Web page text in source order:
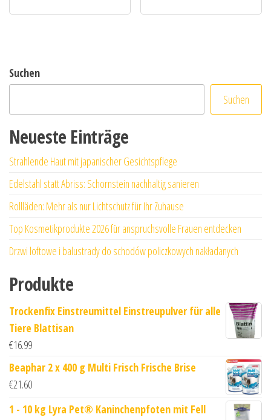
Suchen
Suchen
Neueste Einträge
Strahlende Haut mit japanischer Gesichtspflege
Edelstahl statt Abriss: Schornstein nachhaltig sanieren
Rollläden: Mehr als nur Lichtschutz für Ihr Zuhause
Top Kosmetikprodukte 2026 für anspruchsvolle Frauen entdecken
Drzwi loftowe i balustrady do schodów policzkowych nakładanych
Produkte
Trockenfix Einstreumittel Einstreupulver für alle
Tiere Blattisan
€16.99
Beaphar 2 x 400 g Multi Frisch Frische Brise
€21.60
1 - 10 kg Lyra Pet® Kaninchenpfoten mit Fell